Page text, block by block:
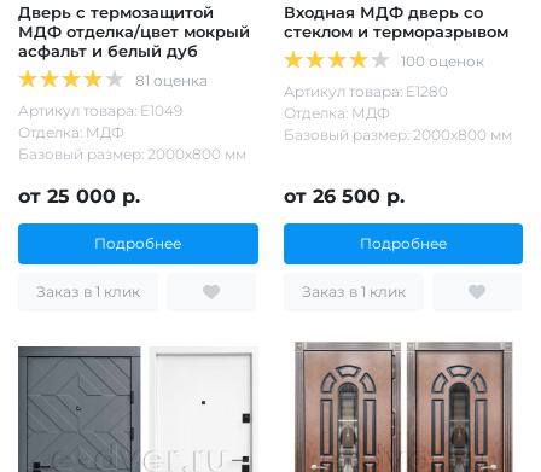
Дверь с термозащитой
МДФ отделка/цвет мокрый
асфальт и белый дуб
81 оценка
Артикул товара: Е1049
Отделка: МДФ
Базовый размер: 2000х800 мм
от 25 000 р.
Подробнее
Заказ в 1 клик
Входная МДФ дверь со
стеклом и терморазрывом
100 оценок
Артикул товара: Е1280
Отделка: МДФ
Базовый размер: 2000х800 мм
от 26 500 р.
Подробнее
Заказ в 1 клик